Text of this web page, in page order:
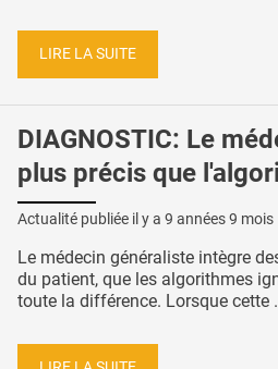
LIRE LA SUITE
DIAGNOSTIC: Le
plus précis que
Actualité publiée il y a 9 années 9 mois
Le médecin généraliste intègre
du patient, que les algorithmes
toute la différence. Lorsque cette